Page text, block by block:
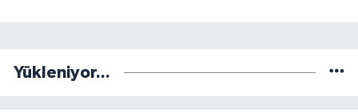
Yükleniyor...